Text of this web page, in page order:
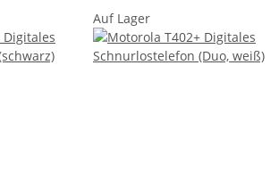
Auf Lager